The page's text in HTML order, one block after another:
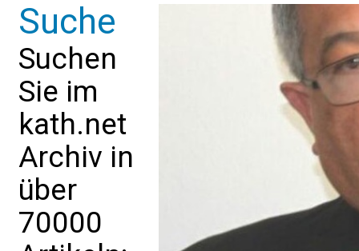
Suche
Suchen
Sie im
kath.net
Archiv in
über
70000